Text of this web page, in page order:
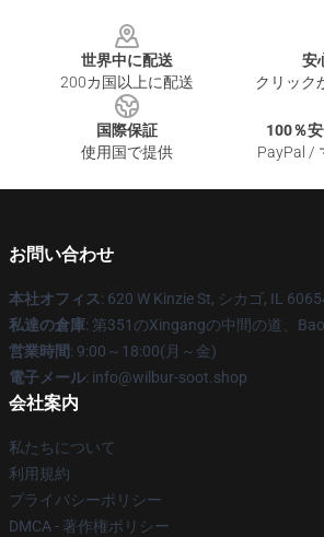
世界中に配送
200カ国以上に配送
安
クリック
国際保証
使用国で提供
100％
PayPal /
お問い合わせ
本社オフィス: 620 W Kinzie St, シカゴ, IL
私達の倉庫: 第351のXingangの中間の道、
営業時間: 9:00～18:00(月～金)
電子メール: info@wilbur-soot.shop
会社案内
私たちについて
利用規約
プライバシーポリシー
DMCA - 著作権ポリシー